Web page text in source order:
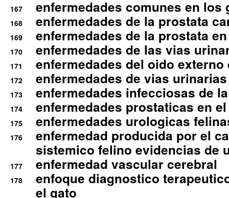
167 enfermedades comunes en los
168 enfermedades de la prostata
169 enfermedades de la prostata
170 enfermedades de las vias
171 enfermedades del oido
172 enfermedades de vias
173 enfermedades infecciosas de
174 enfermedades prostaticas en
175 enfermedades urologicas
176
enfermedad producida por el
sistemico felino evidencias de
177 enfermedad vascular cerebral
178
enfoque diagnostico
el gato